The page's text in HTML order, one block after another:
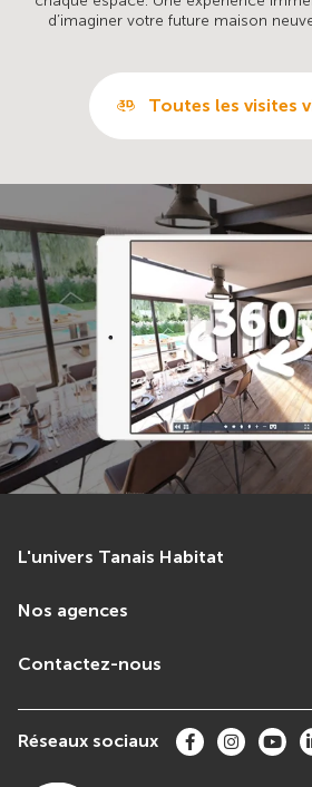
d’imaginer votre future maison
Toutes les visites
L'univers Tanais Habitat
Nos agences
Contactez-nous
Réseaux sociaux